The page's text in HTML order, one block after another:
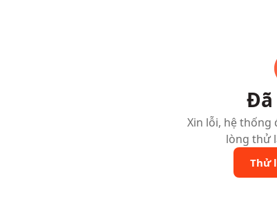
Đã
Xin lỗi, hệ thống
lòng thử
Thử